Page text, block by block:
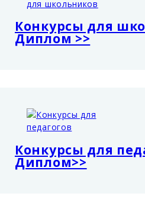
Конкурсы для
Диплом >>
Конкурсы для
Диплом>>